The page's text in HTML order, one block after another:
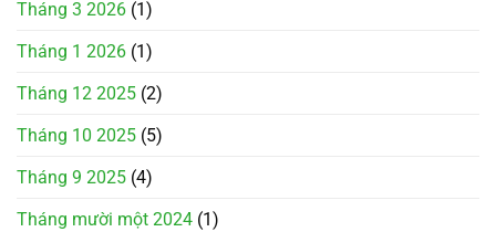
Tháng 3 2026 (1)
Tháng 1 2026 (1)
Tháng 12 2025 (2)
Tháng 10 2025 (5)
Tháng 9 2025 (4)
Tháng mười một 2024 (1)